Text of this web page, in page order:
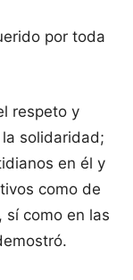
por toda
respeto y
solidaridad;
en él y
como de
sí como en las